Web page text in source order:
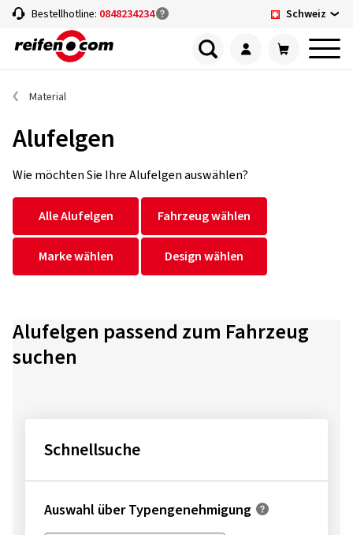
Bestellhotline: 0848234234 Schweiz
Material
Alufelgen
Wie möchten Sie Ihre Alufelgen auswählen?
Alle Alufelgen Fahrzeug wählen
Marke wählen Design wählen
Alufelgen passend zum Fahrzeug
suchen
Schnellsuche
Auswahl über Typengenehmigung